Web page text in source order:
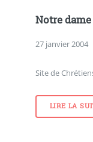
Notre
27 janvier 2004
Site de
LIRE LA